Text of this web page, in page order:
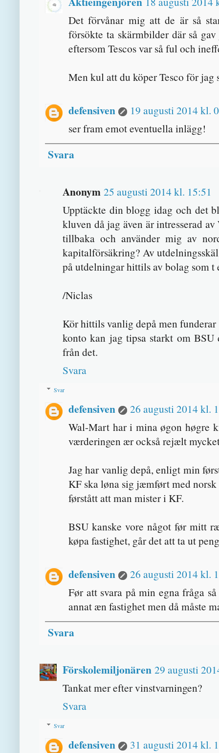
Det förvånar mig att de är så
försökte ta skärmbilder där så
eftersom Tescos var så ful och
Men kul att du köper Tesco för jag
defensiven
19 augusti 2014 kl.
ser fram emot eventuella inlägg!
Svara
Anonym 25 augusti 2014 kl. 15:51
Upptäckte din blogg idag och det
kluven då jag även är intresserad
tillbaka och använder mig av
kapitalförsäkring? Av
på utdelningar hittils av bolag som t
/Niclas
Kör hittils vanlig depå men
konto kan jag tipsa starkt om BSU
från det.
Svara
Svar
defensiven
26 augusti 2014 kl.
Wal-Mart har i mina øgon høgre
værderingen ær också rejælt
Jag har vanlig depå, enligt min
KF ska løna sig jæmført med
førstått att man mister i KF.
BSU kanske vore något før mitt
køpa fastighet, går det att ta ut
defensiven
26 augusti 2014 kl.
Før att svara på min egna fråga
annat æn fastighet men då måste
Svara
Förskolemiljonären 29 augusti
Tankat mer efter vinstvarningen?
Svara
Svar
defensiven
31 augusti 2014 kl.